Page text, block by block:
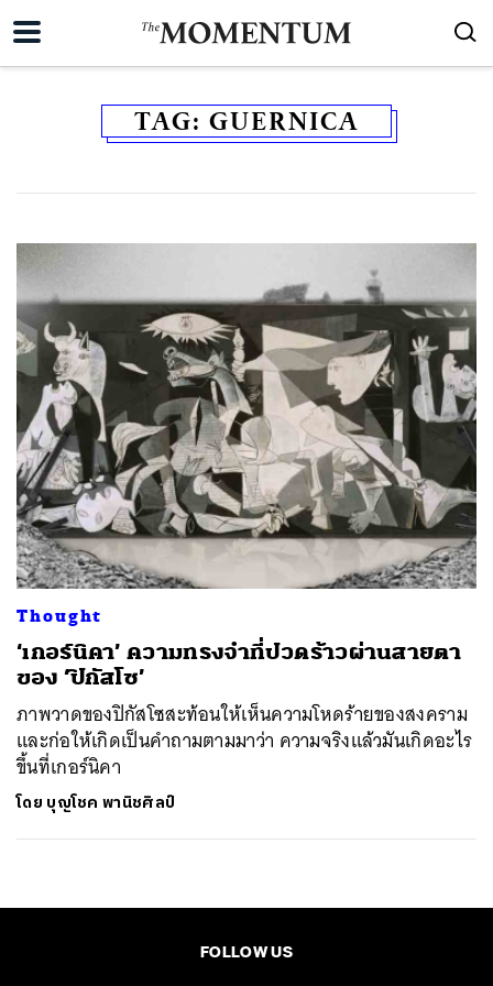
TAG: GUERNICA
Thought
‘เกอร์นิคา’ ความทรงจำที่ปวดร้าวผ่านสายตา
ของ ‘ปิกัสโซ’
ภาพวาดของปิกัสโซสะท้อนให้เห็นความโหดร้ายของสงคราม
และก่อให้เกิดเป็นคำถามตามมาว่า ความจริงแล้วมันเกิดอะไร
ขึ้นที่เกอร์นิคา
โดย บุญโชค พานิชศิลป์
FOLLOW US
ค้นหา
SHARE LINE EMAIL